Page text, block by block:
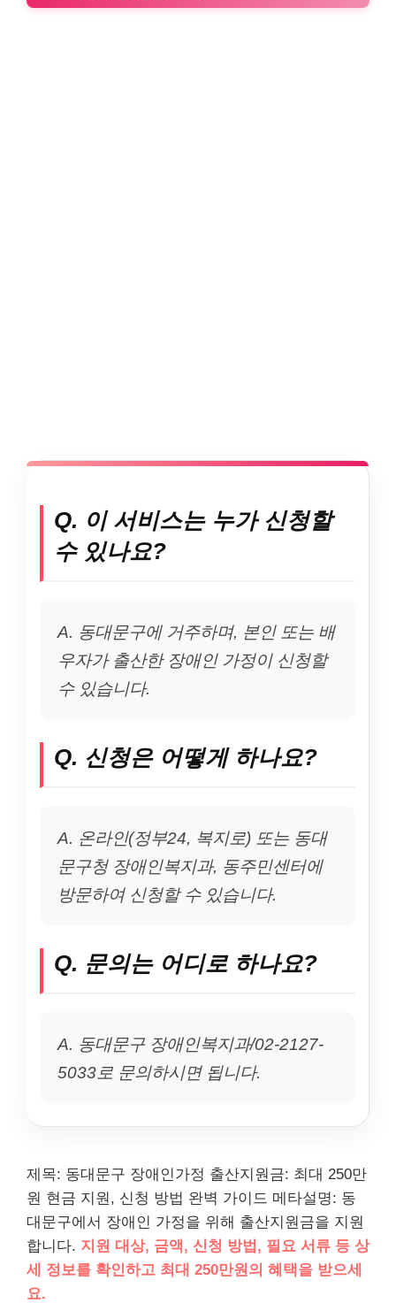
Q. 이 서비스는 누가 신청할
수 있나요?
A. 동대문구에 거주하며, 본인 또는 배
우자가 출산한 장애인 가정이 신청할
수 있습니다.
Q. 신청은 어떻게 하나요?
A. 온라인(정부24, 복지로) 또는 동대
문구청 장애인복지과, 동주민센터에
방문하여 신청할 수 있습니다.
Q. 문의는 어디로 하나요?
A. 동대문구 장애인복지과/02-2127-
5033로 문의하시면 됩니다.
제목: 동대문구 장애인가정 출산지원금: 최대 250만
원 현금 지원, 신청 방법 완벽 가이드 메타설명: 동
대문구에서 장애인 가정을 위해 출산지원금을 지원
합니다. 지원 대상, 금액, 신청 방법, 필요 서류 등 상
세 정보를 확인하고 최대 250만원의 혜택을 받으세
요.